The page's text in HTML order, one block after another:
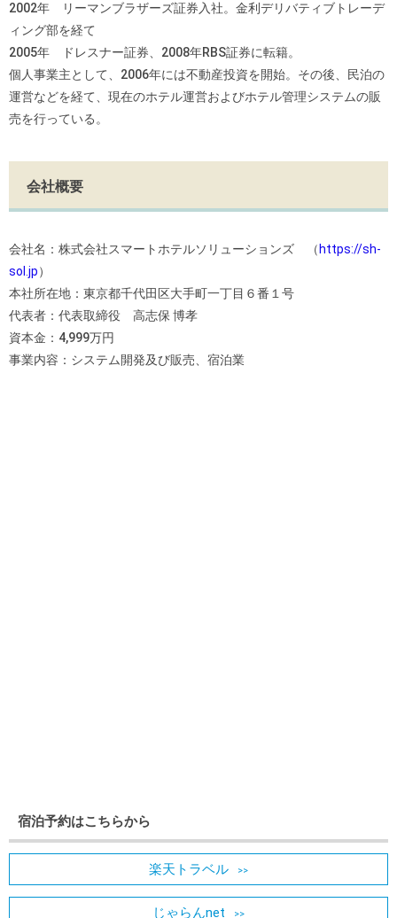
2002年 リーマンブラザーズ証券入社。金利デリバティブトレーデ
ィング部を経て
2005年 ドレスナー証券、2008年RBS証券に転籍。
個人事業主として、2006年には不動産投資を開始。その後、民泊の
運営などを経て、現在のホテル運営およびホテル管理システムの販
売を行っている。
会社概要
会社名：株式会社スマートホテルソリューションズ （https://sh-
sol.jp）
本社所在地：東京都千代田区大手町一丁目６番１号
代表者：代表取締役 高志保 博孝
資本金：4,999万円
事業内容：システム開発及び販売、宿泊業
宿泊予約はこちらから
楽天トラベル
じゃらんnet